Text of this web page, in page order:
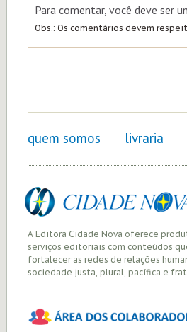
Para comentar, você deve ser
Obs.: Os comentários devem
quem somos livraria
A Editora Cidade Nova oferece
serviços editoriais com conteúdos
fortalecer as redes de relações
sociedade justa, plural, pacífica e